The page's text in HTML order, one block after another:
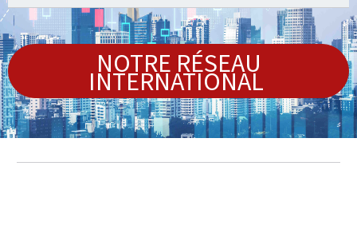
NOTRE RÉSEAU
INTERNATIONAL